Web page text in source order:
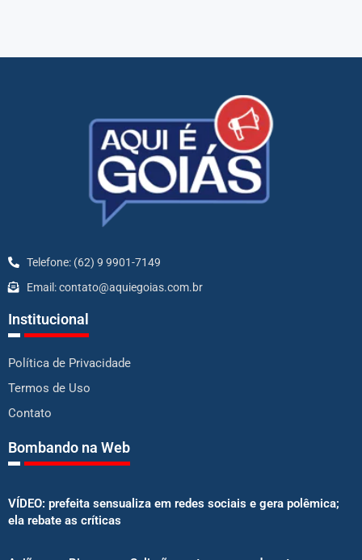
Telefone: (62) 9 9901-7149
Email: contato@aquiegoias.com.br
Institucional
Política de Privacidade
Termos de Uso
Contato
Bombando na Web
VÍDEO: prefeita sensualiza em redes sociais e gera polêmica;
ela rebate as críticas